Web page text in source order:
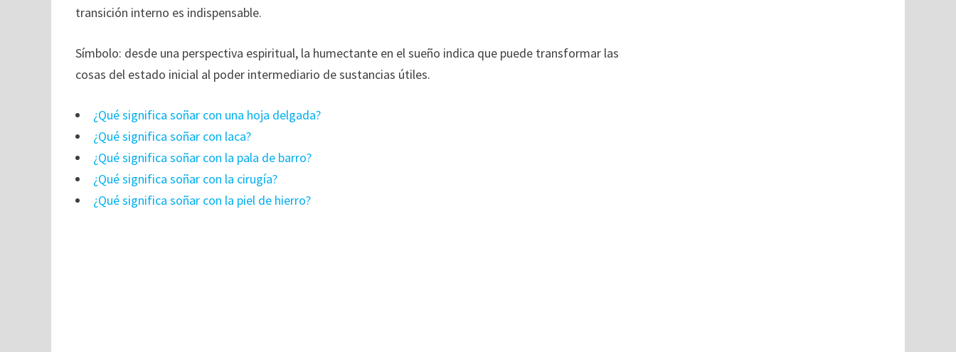
transición interno es indispensable.
Símbolo: desde una perspectiva espiritual, la humectante en el sueño indica que puede transformar las
cosas del estado inicial al poder intermediario de sustancias útiles.
¿Qué significa soñar con una hoja delgada?
¿Qué significa soñar con laca?
¿Qué significa soñar con la pala de barro?
¿Qué significa soñar con la cirugía?
¿Qué significa soñar con la piel de hierro?